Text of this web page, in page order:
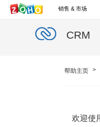
销售 & 市场
CRM
帮助主页
欢迎使